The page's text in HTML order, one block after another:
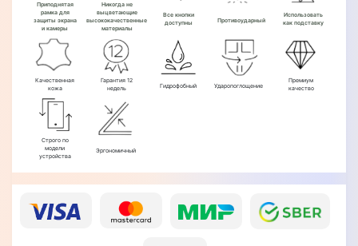
Приподнятая
рамка для
защиты экрана
и камеры
Никогда не
выцветающие
высококачественные
материалы
Все кнопки
доступны
Противоударный
Использовать
как подставку
Качественная
кожа
Гарантия 12
недель
Гидрофобный Ударопоглощение
Премиум
качество
Строго по
модели
устройства
Эргономичный